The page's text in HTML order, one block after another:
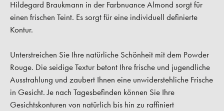
Hildegard Braukmann in der Farbnuance Almond sorgt für
einen frischen Teint. Es sorgt für eine individuell definierte
Kontur.
Unterstreichen Sie Ihre natürliche Schönheit mit dem Powder
Rouge. Die seidige Textur betont Ihre frische und jugendliche
Ausstrahlung und zaubert Ihnen eine unwiderstehliche Frische
in Gesicht. Je nach Tagesbefinden können Sie Ihre
Gesichtskonturen von natürlich bis hin zu raffiniert